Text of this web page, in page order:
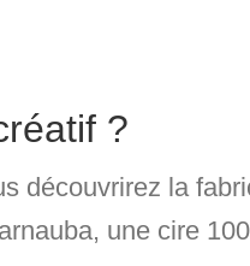
?
découvrirez la
une cire